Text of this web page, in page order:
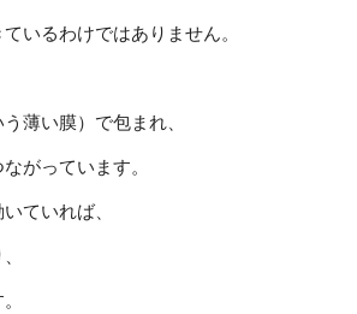
いるわけではありません。
薄い膜）で包まれ、
がっています。
ていれば、